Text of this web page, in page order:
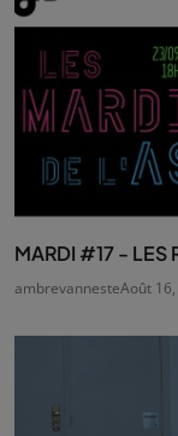
MARDI #17 - LES
ambrevannesteAoût